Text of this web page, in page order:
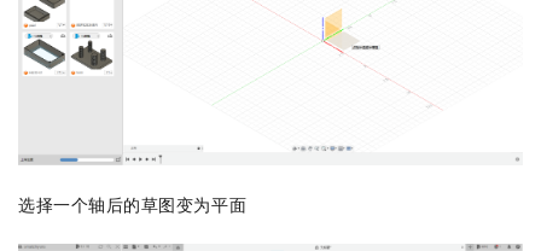
选择一个轴后的草图变为平面